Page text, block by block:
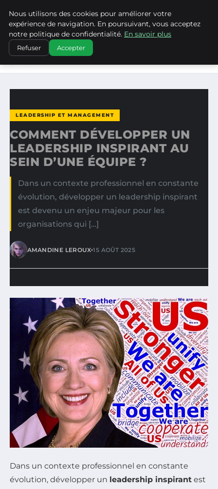
LA VANGUARDIA DEL SUR
ACCUEIL
LEADERSHIP ET MANAGEMENT
COMMENT DÉVELOPPER UN LEADERSHIP INSPIRANT AU
LEADERSHIP ET MANAGEMENT
COMMENT DÉVELOPPER UN
LEADERSHIP INSPIRANT AU
SEIN D’UNE ÉQUIPE ?
Dans un contexte professionnel en constante
évolution, développer un leadership inspirant
est devenu un enjeu majeur pour les
organisations qui […]
AMANDINE LEROUX•15 AOÛT 2025
Dans un contexte professionnel en constante
évolution, développer un leadership inspirant est
Nous utilisons des cookies pour améliorer votre
expérience de navigation. En poursuivant, vous acceptez
notre politique de confidentialité. En savoir plus
Refuser Accepter